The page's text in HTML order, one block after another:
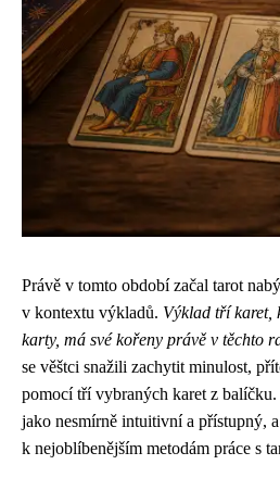
Právě v tomto období začal tarot
v kontextu výkladů. Výklad tří karet,
karty, má své kořeny právě v těchto
se věštci snažili zachytit minulost,
pomocí tří vybraných karet z
jako nesmírně intuitivní a přístupný,
k nejoblíbenějším metodám práce s